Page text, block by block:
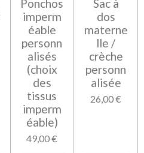
Ponchos
imperm
éable
personn
alisés
(choix
des
tissus
imperm
éable)
49,00 €
Sac à
dos
materne
lle /
crèche
personn
alisée
26,00 €